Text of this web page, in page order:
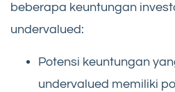
beberapa keuntungan
undervalued:
Potensi keuntungan
undervalued memiliki